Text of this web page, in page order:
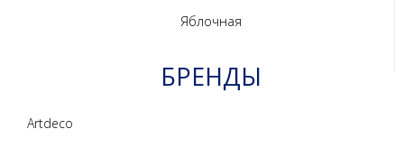
Яблочная
БРЕНДЫ
Artdeco